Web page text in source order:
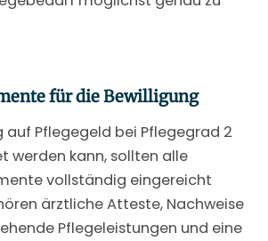
für die Bewilligung
Pflegegeld bei Pflegegrad 2
werden kann, sollten alle
vollständig eingereicht
ärztliche Atteste, Nachweise
Pflegeleistungen und eine